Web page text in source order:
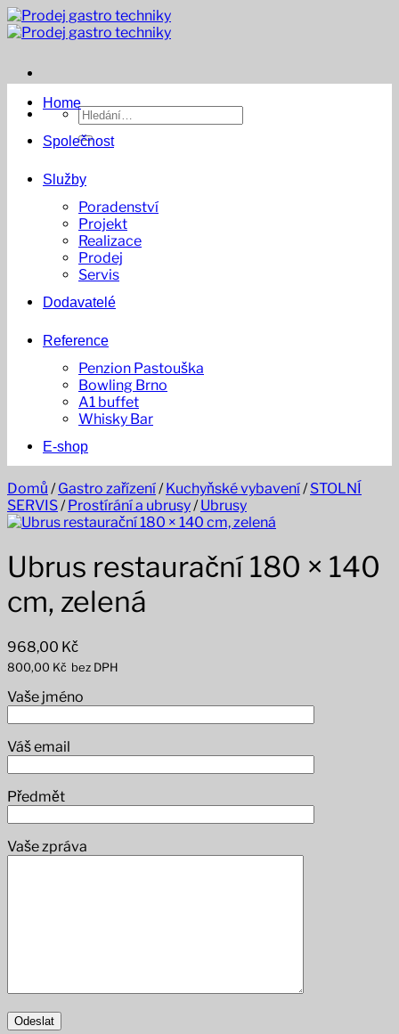
Přeskočit
na
Hledat:
Home
Společnost
Služby
Poradenství
Projekt
Realizace
Prodej
Servis
Dodavatelé
Reference
Penzion Pastouška
Bowling Brno
A1 buffet
Whisky Bar
E-shop
Domů / Gastro zařízení/ Kuchyňské vybavení/ STOLNÍ
SERVIS/ Prostírání a ubrusy/ Ubrusy
Ubrus restaurační 180 × 140
cm, zelená
968,00 Kč
800,00 Kč bez DPH
Vaše jméno
Váš email
Předmět
Vaše zpráva